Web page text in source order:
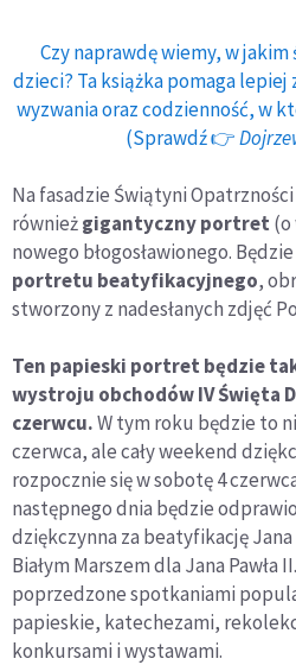
Czy naprawdę wiemy, w
dzieci? Ta książka pomaga
wyzwania oraz codzienność, w
(Sprawdź 👉
Na fasadzie Świątyni
równieżgigantyczny portret (o
nowego błogosławionego.
portretu beatyfikacyjnego,
stworzony z nadesłanych zdjęć
Ten papieski portret będzie
wystroju obchodów IV Święta
czerwcu.W tym roku będzie to
czerwca, ale cały weekend
rozpocznie się w sobotę 4
następnego dnia będzie
dziękczynna za beatyfikację
Białym Marszem dla Jana Pawła
poprzedzone spotkaniami
papieskie, katechezami,
konkursami i wystawami.